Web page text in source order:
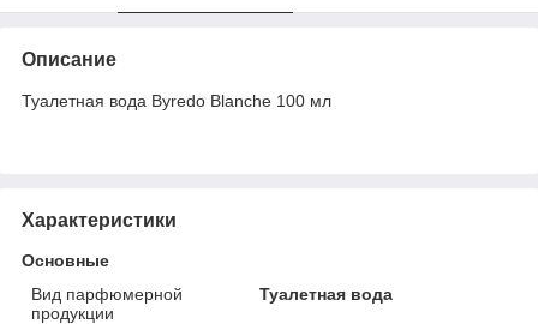
Описание
Туалетная вода Byredo Blanche 100 мл
Характеристики
Основные
Вид парфюмерной
продукции
Туалетная вода